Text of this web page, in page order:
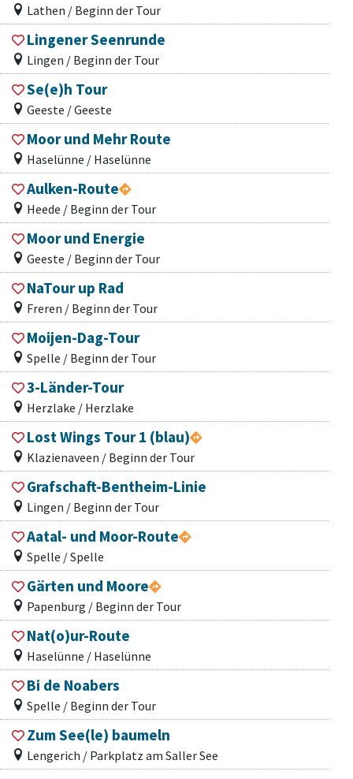
Lathen / Beginn der Tour
Lingener Seenrunde
Lingen / Beginn der Tour
Se(e)h Tour
Geeste / Geeste
Moor und Mehr Route
Haselünne / Haselünne
Aulken-Route
Heede / Beginn der Tour
Moor und Energie
Geeste / Beginn der Tour
NaTour up Rad
Freren / Beginn der Tour
Moijen-Dag-Tour
Spelle / Beginn der Tour
3-Länder-Tour
Herzlake / Herzlake
Lost Wings Tour 1 (blau)
Klazienaveen / Beginn der Tour
Grafschaft-Bentheim-Linie
Lingen / Beginn der Tour
Aatal- und Moor-Route
Spelle / Spelle
Gärten und Moore
Papenburg / Beginn der Tour
Nat(o)ur-Route
Haselünne / Haselünne
Bi de Noabers
Spelle / Beginn der Tour
Zum See(le) baumeln
Lengerich / Parkplatz am Saller See